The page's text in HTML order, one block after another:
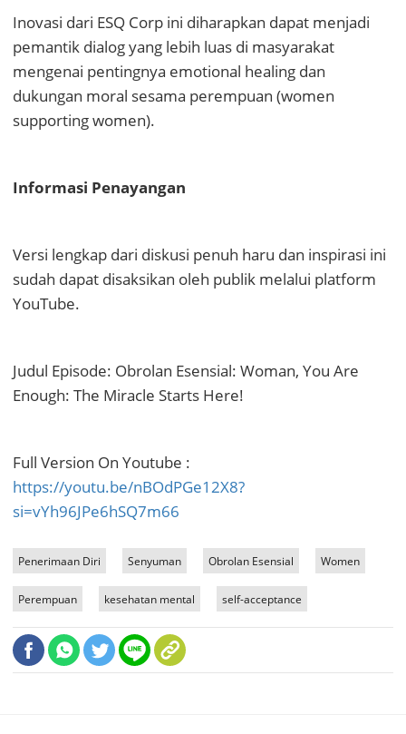
Inovasi dari ESQ Corp ini diharapkan dapat menjadi
pemantik dialog yang lebih luas di masyarakat
mengenai pentingnya emotional healing dan
dukungan moral sesama perempuan (women
supporting women).
Informasi Penayangan
Versi lengkap dari diskusi penuh haru dan inspirasi ini
sudah dapat disaksikan oleh publik melalui platform
YouTube.
Judul Episode: Obrolan Esensial: Woman, You Are
Enough: The Miracle Starts Here!
Full Version On Youtube :
https://youtu.be/nBOdPGe12X8?
si=vYh96JPe6hSQ7m66
Penerimaan Diri Senyuman Obrolan Esensial Women
Perempuan kesehatan mental self-acceptance